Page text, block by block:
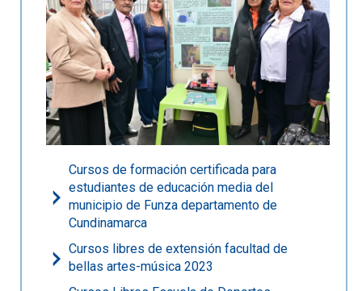
Cursos de formación certificada para
estudiantes de educación media del
municipio de Funza departamento de
Cundinamarca
Cursos libres de extensión facultad de
bellas artes-música 2023